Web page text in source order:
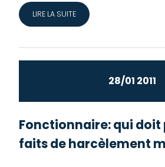
LIRE LA SUITE
28/01 2011
Fonctionnaire: qui doit
faits de harcèlement